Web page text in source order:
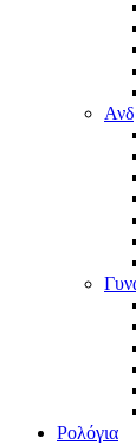
Ρολόγια